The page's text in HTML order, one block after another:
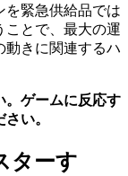
を緊急供給品では
ことで、最大の運
動きに関連するハ
。ゲームに反応す
い。
ターす